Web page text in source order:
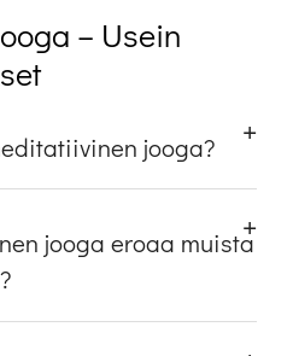
– Usein
jooga?
jooga eroaa muista